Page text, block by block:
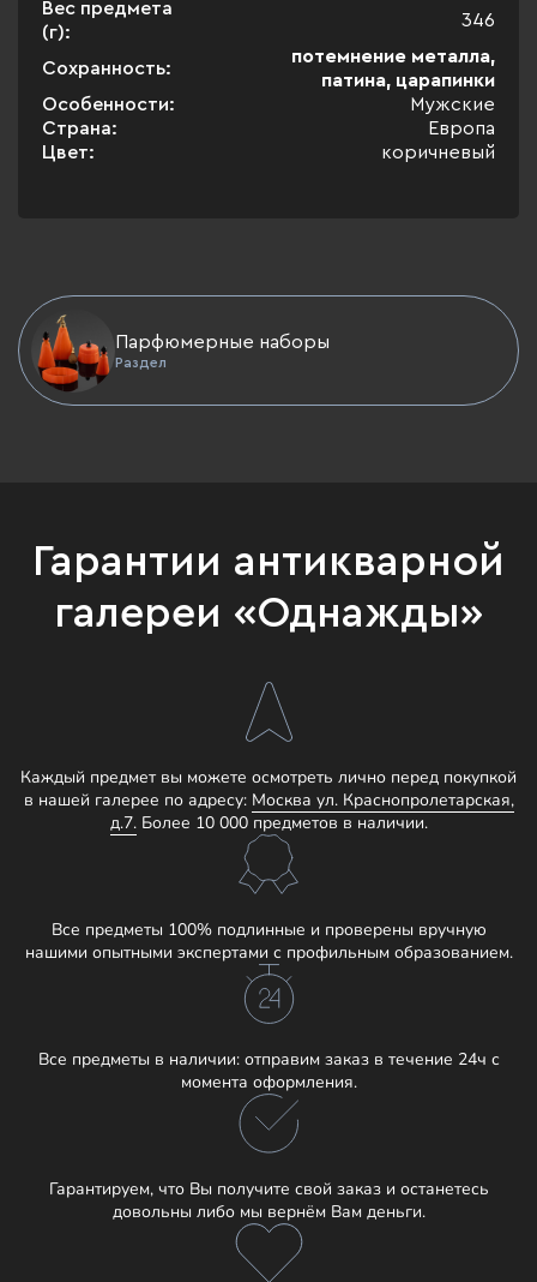
Вес предмета
(г):
346
Сохранность:
потемнение металла,
патина, царапинки
Особенности:
Мужские
Страна:
Европа
Цвет:
коричневый
Парфюмерные наборы
Раздел
Гарантии антикварной
галереи «Однажды»
Каждый предмет вы можете осмотреть лично перед покупкой
в нашей галерее по адресу: Москва ул. Краснопролетарская,
д.7.Более 10 000 предметов в наличии.
Все предметы 100% подлинные и проверены вручную
нашими опытными экспертами с профильным образованием.
Все предметы в наличии: отправим заказ в течение 24ч с
момента оформления.
Гарантируем, что Вы получите свой заказ и останетесь
довольны либо мы вернём Вам деньги.